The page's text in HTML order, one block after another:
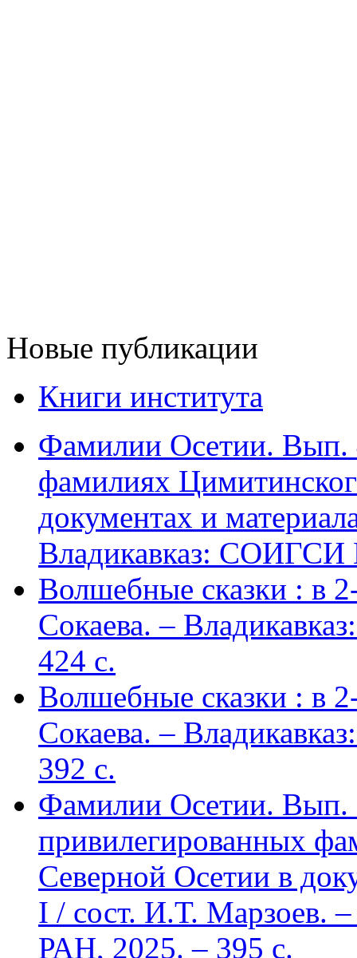
Новые публикации
Книги института
Фамилии Осетии. Вып.
фамилиях
документах и
Владикавказ:
Волшебные сказки : в
Сокаева. –
424 c.
Волшебные сказки : в
Сокаева. –
392 c.
Фамилии Осетии. Вып.
привилегированных
Северной Осетии в
I / сост. И.Т. Марзоев.
РАН, 2025. – 395 с.